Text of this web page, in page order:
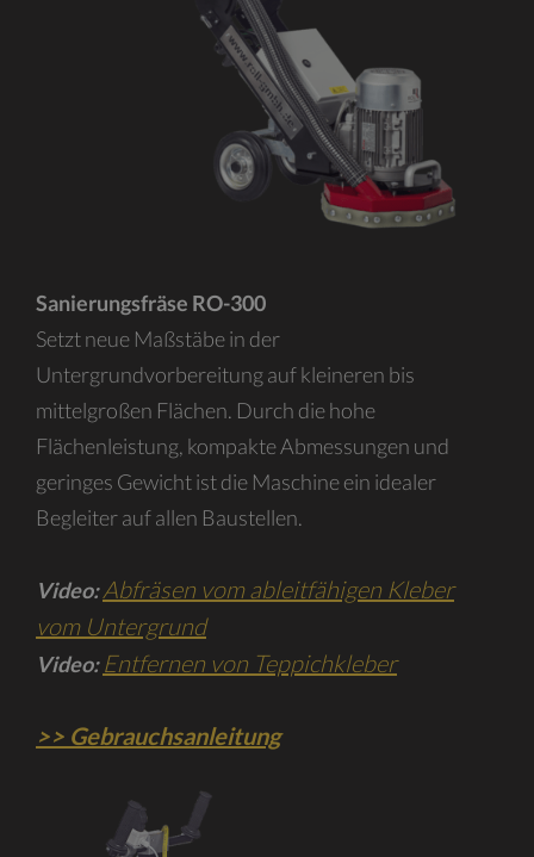
Sanierungsfräse RO-300
Setzt neue Maßstäbe in der
Untergrundvorbereitung auf kleineren bis
mittelgroßen Flächen. Durch die hohe
Flächenleistung, kompakte Abmessungen und
geringes Gewicht ist die Maschine ein idealer
Begleiter auf allen Baustellen.
Video:Abfräsen vom ableitfähigen Kleber
vom Untergrund
Video: Entfernen von Teppichkleber
>> Gebrauchsanleitung